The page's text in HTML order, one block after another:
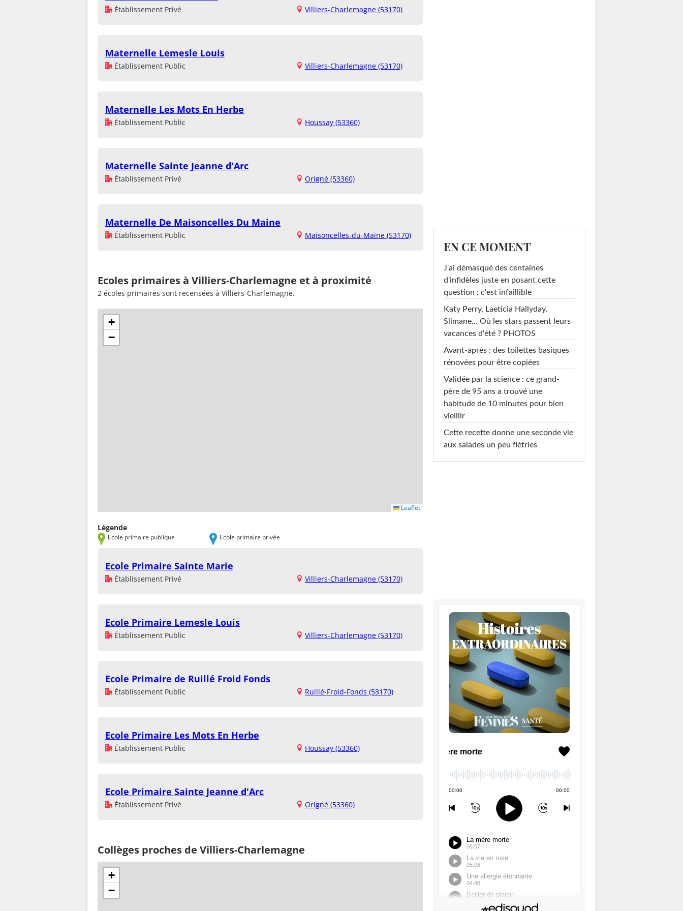
Établissement Privé Villiers-Charlemagne (53170)
Maternelle Lemesle Louis
Établissement Public Villiers-Charlemagne (53170)
Maternelle Les Mots En Herbe
Établissement Public Houssay (53360)
Maternelle Sainte Jeanne d'Arc
Établissement Privé Origné (53360)
Maternelle De Maisoncelles Du Maine
Établissement Public Maisoncelles-du-Maine (53170)
Ecoles primaires à Villiers-Charlemagne et à proximité
2 écoles primaires sont recensées à Villiers-Charlemagne.
+
−
Leaflet
Légende
Ecole primaire publique Ecole primaire privée
Ecole Primaire Sainte Marie
Établissement Privé Villiers-Charlemagne (53170)
Ecole Primaire Lemesle Louis
Établissement Public Villiers-Charlemagne (53170)
Ecole Primaire de Ruillé Froid Fonds
Établissement Public Ruillé-Froid-Fonds (53170)
Ecole Primaire Les Mots En Herbe
Établissement Public Houssay (53360)
Ecole Primaire Sainte Jeanne d'Arc
Établissement Privé Origné (53360)
Collèges proches de Villiers-Charlemagne
+
−
EN CE MOMENT
J'ai démasqué des centaines
d'infidèles juste en posant cette
question : c'est infaillible
Katy Perry, Laeticia Hallyday,
Slimane... Où les stars passent leurs
vacances d'été ? PHOTOS
Avant-après : des toilettes basiques
rénovées pour être copiées
Validée par la science : ce grand-
père de 95 ans a trouvé une
habitude de 10 minutes pour bien
vieillir
Cette recette donne une seconde vie
aux salades un peu flétries